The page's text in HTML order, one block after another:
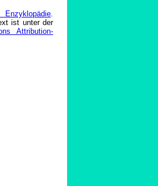
Enzyklopädie.
ist unter der
Attribution-